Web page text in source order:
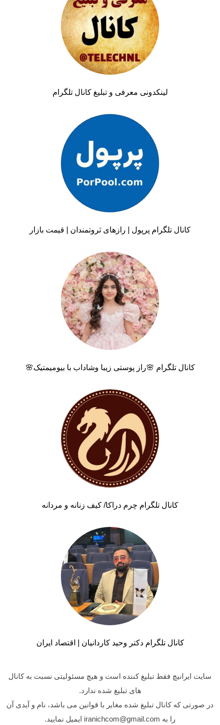
لینکدونی معرفی و تبلیغ کانال تلگرام
کانال تلگرام پرپول | رازهای ثروتمندان | قیمت بازار
کانال تلگرام 🌸راز پوستی زیبا وشاداب با بیومیمتیک🌸
کانال تلگرام چرم دراکا/ کیف زنانه و مردانه
کانال تلگرام دکتر وحید کاردانیان | اقتصاد ایران
سایت ایرانیچ فقط تبلیغ کننده است و هیچ مسئولیتی نسبت به کانال
های تبلیغ شده ندارد.
در صورتی که کانال تبلیغ شده مغایر با قوانین می باشد، نام و آیدی آن
را به iranichcom@gmail.com ایمیل نمایید.